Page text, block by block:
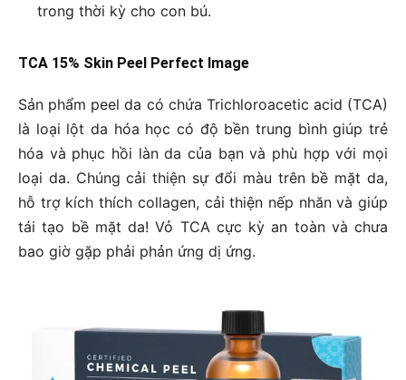
trong thời kỳ cho con bú.
TCA 15% Skin Peel Perfect Image
Sản phẩm peel da có chứa Trichloroacetic acid (TCA)
là loại lột da hóa học có độ bền trung bình giúp trẻ
hóa và phục hồi làn da của bạn và phù hợp với mọi
loại da. Chúng cải thiện sự đổi màu trên bề mặt da,
hỗ trợ kích thích collagen, cải thiện nếp nhăn và giúp
tái tạo bề mặt da! Vỏ TCA cực kỳ an toàn và chưa
bao giờ gặp phải phản ứng dị ứng.